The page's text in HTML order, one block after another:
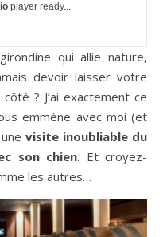
player ready...
devoir laisser votre
? J’ai exactement ce
emmène avec moi (et
visite inoubliable du
son chien. Et croyez-
les autres…